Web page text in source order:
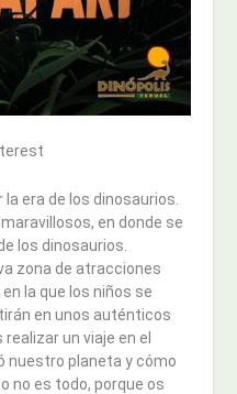
era de los dinosaurios.
en donde se
los dinosaurios.
zona de atracciones
la que los niños se
en unos auténticos
un viaje en el
nuestro planeta y cómo
no es todo, porque os